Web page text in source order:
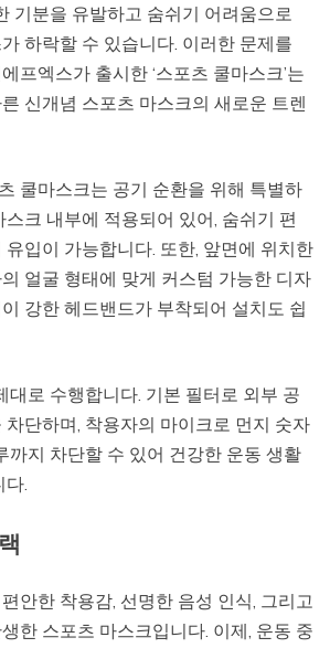
기분을 유발하고 숨쉬기 어려움으로
하락할 수 있습니다. 이러한 문제를
프엑스가 출시한 ‘스포츠 쿨마스크’는
신개념 스포츠 마스크의 새로운 트렌
쿨마스크는 공기 순환을 위해 특별하
크 내부에 적용되어 있어, 숨쉬기 편
입이 가능합니다. 또한, 앞면에 위치한
얼굴 형태에 맞게 커스텀 가능한 디자
강한 헤드밴드가 부착되어 설치도 쉽
대로 수행합니다. 기본 필터로 외부 공
단하며, 착용자의 마이크로 먼지 숫자
까지 차단할 수 있어 건강한 운동 생활
.
안한 착용감, 선명한 음성 인식, 그리고
한 스포츠 마스크입니다. 이제, 운동 중